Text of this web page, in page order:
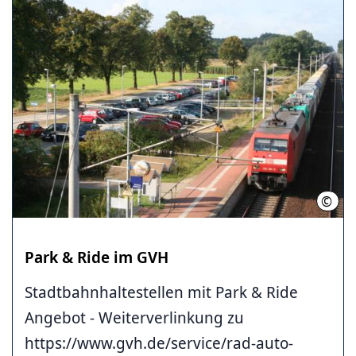
©
Park & Ride im GVH
Stadtbahnhaltestellen mit Park & Ride
Angebot - Weiterverlinkung zu
https://www.gvh.de/service/rad-auto-